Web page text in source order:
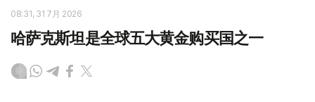
08:31, 31 7月 2026
哈萨克斯坦是全球五大黄金购买国之一